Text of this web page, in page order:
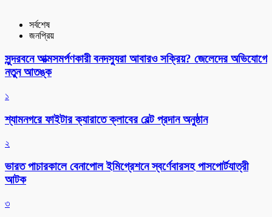
সর্বশেষ
জনপ্রিয়
সুন্দরবনে আত্মসমর্পণকারী বনদস্যুরা আবারও সক্রিয়? জেলেদের অভিযোগে
নতুন আতঙ্ক
১
শ্যামনগরে ফাইটার ক্যারাতে ক্লাবের বেল্ট প্রদান অনুষ্ঠান
২
ভারত পাচারকালে বেনাপোল ইমিগ্রেশনে স্বর্ণেবারসহ পাসপোর্টযাত্রী
আটক
৩